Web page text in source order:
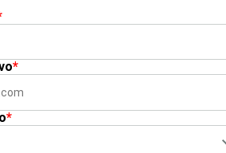
*
*